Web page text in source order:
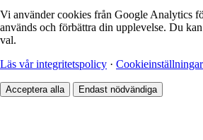
Vi använder cookies från Google Analytics
används och förbättra din upplevelse. Du
val.
Läs vår integritetspolicy · Cookieinställningar
Acceptera alla Endast nödvändiga